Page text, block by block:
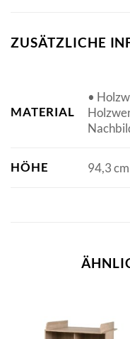
ZUSÄTZLICHE
MATERIAL
•
HÖHE 94,3 cm